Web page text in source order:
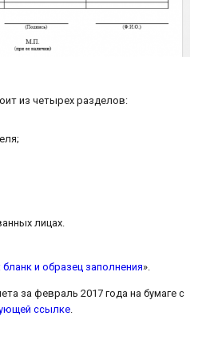
из четырех разделов:
лицах.
и образец заполнения».
за февраль 2017 года на бумаге с
ссылке